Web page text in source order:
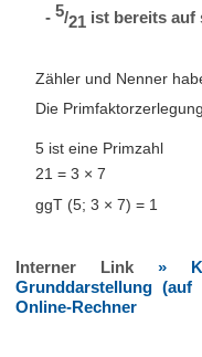
- 5/21 ist bereits auf
Zähler und Nenner
Die
5 ist eine Primzahl
21 = 3 × 7
ggT (5; 3 × 7) = 1
Interner Link »
Grunddarstellung (auf
Online-Rechner